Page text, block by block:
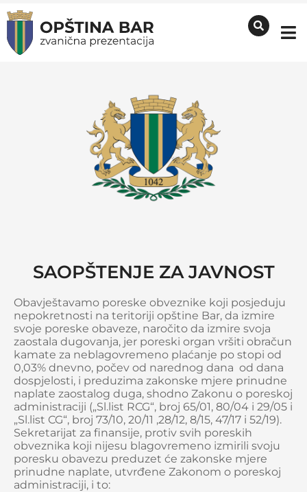
SAOPŠTENJE ZA JAVNOST
Obavještavamo poreske obveznike koji posjeduju
nepokretnosti na teritoriji opštine Bar, da izmire
svoje poreske obaveze, naročito da izmire svoja
zaostala dugovanja, jer poreski organ vršiti obračun
kamate za neblagovremeno plaćanje po stopi od
0,03% dnevno, počev od narednog dana od dana
dospjelosti, i preduzima zakonske mjere prinudne
naplate zaostalog duga, shodno Zakonu o poreskoj
administraciji („Sl.list RCG“, broj 65/01, 80/04 i 29/05 i
„Sl.list CG“, broj 73/10, 20/11 ,28/12, 8/15, 47/17 i 52/19).
Sekretarijat za finansije, protiv svih poreskih
obveznika koji nijesu blagovremeno izmirili svoju
poresku obavezu preduzet će zakonske mjere
prinudne naplate, utvrđene Zakonom o poreskoj
administraciji, i to: